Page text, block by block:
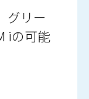
グリー
iの可能